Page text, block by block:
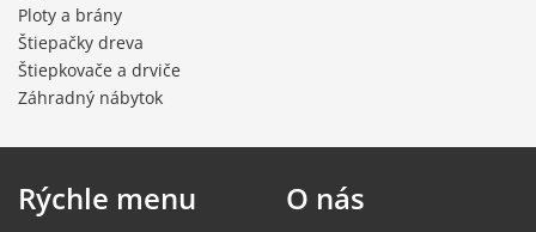
Ploty a brány
Štiepačky dreva
Štiepkovače a drviče
Záhradný nábytok
Rýchle menu O nás